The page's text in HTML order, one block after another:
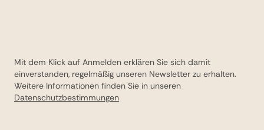
Mit dem Klick auf Anmelden erklären Sie sich damit
einverstanden, regelmäßig unseren Newsletter zu erhalten.
Weitere Informationen finden Sie in unseren
Datenschutzbestimmungen